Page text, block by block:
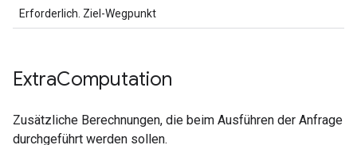
Erforderlich. Ziel-Wegpunkt
ExtraComputation
Zusätzliche Berechnungen, die beim Ausführen der Anfrage
durchgeführt werden sollen.